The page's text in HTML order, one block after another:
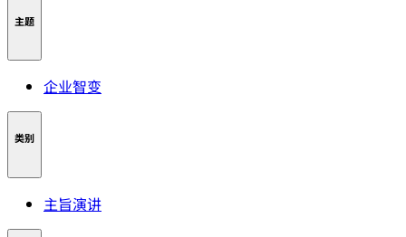
主题
企业智变
类别
主旨演讲